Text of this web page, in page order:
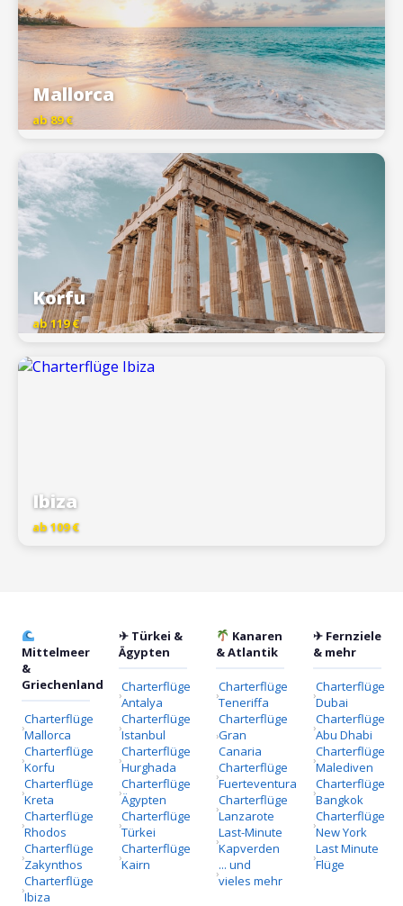
Mallorca
ab 89 €
Korfu
ab 119 €
Ibiza
ab 109 €
Mittelmeer
&
Griechenland
Charterflüge
Mallorca
Charterflüge
Korfu
Charterflüge
Kreta
Charterflüge
Rhodos
Charterflüge
Zakynthos
Charterflüge
Ibiza
✈ Türkei &
Ägypten
Charterflüge
Antalya
Charterflüge
Istanbul
Charterflüge
Hurghada
Charterflüge
Ägypten
Charterflüge
Türkei
Charterflüge
Kairn
Kanaren
& Atlantik
Charterflüge
Teneriffa
Charterflüge
Gran
Canaria
Charterflüge
Fuerteventura
Charterflüge
Lanzarote
Last-Minute
Kapverden
... und
vieles mehr
✈ Fernziele
& mehr
Charterflüge
Dubai
Charterflüge
Abu Dhabi
Charterflüge
Malediven
Charterflüge
Bangkok
Charterflüge
New York
Last Minute
Flüge